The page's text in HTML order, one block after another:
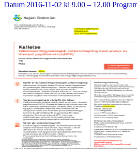
Datum 2016-11-02 kl 9.00 – 12.00